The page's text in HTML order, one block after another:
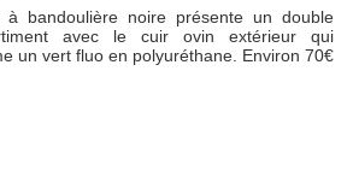
à bandoulière noire présente un double
avec le cuir ovin extérieur qui
un vert fluo en polyuréthane. Environ 70€